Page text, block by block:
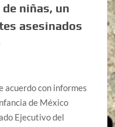
niñas, un
asesinados
acuerdo con informes
de México
Ejecutivo del